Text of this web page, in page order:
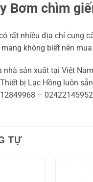
Bơm chìm
rất nhiều địa chỉ cung
không biết nên
nhà sản xuất tại Việt
bị Lạc Hồng luôn
–
TỰ